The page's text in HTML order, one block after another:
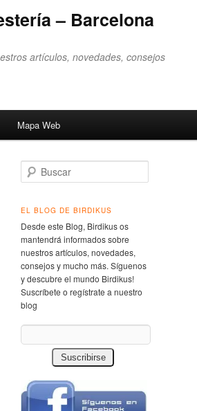
– Barcelona
artículos, novedades, consejos
Mapa Web
Buscar
EL BLOG DE BIRDIKUS
Desde este Blog, Birdikus os
mantendrá informados sobre
nuestros artículos, novedades,
consejos y mucho más. Síguenos
y descubre el mundo Birdikus!
Suscríbete o regístrate a nuestro
blog